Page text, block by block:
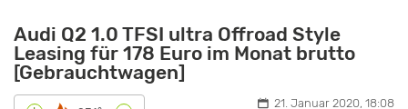
Audi Q2 1.0 TFSI ultra Offroad Style
Leasing für 178 Euro im Monat brutto
[Gebrauchtwagen]
21. Januar 2020, 18:08